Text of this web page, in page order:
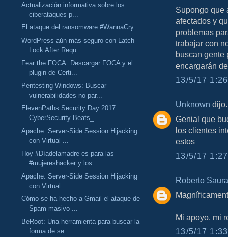
Actualización informativa sobre los
ciberataques p...
El ataque del ransomware #WannaCry
WordPress aún más seguro con Latch
Lock After Requ...
Fear the FOCA: Descargar FOCA y el
plugin de Certi...
Pentesting Windows: Buscar
vulnerabilidades no par...
ElevenPaths Security Day 2017:
CyberSecurity Beats_
Apache: Server-Side Session Hijacking
con Virtual ...
Hoy #Díadelamadre es para las
#mujereshacker y los...
Apache: Server-Side Session Hijacking
con Virtual ...
Cómo se ha hecho a Gmail el ataque de
Spam masivo ...
BeRoot: Una herramienta para buscar la
forma de se...
Supongo que
afectados y
problemas
trabajar con
buscan gente
encargarán
13/5/17
Unknown
Genial que
los clientes
estos
13/5/17
Roberto Saura
Mi apoyo, mi
13/5/17